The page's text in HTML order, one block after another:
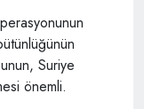
Suriye
önemli.